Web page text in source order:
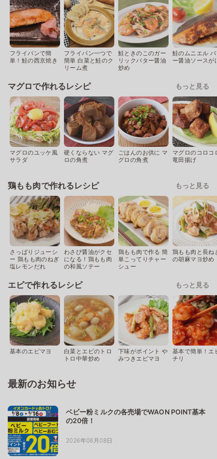
フライパンで簡
単！鮭の西京焼き
フライパン一つで
簡単 白菜と鮭のク
リーム煮
鮭ときのこのガー
リックバター醤油
炒め
鮭のムニエル
ー醤油ソースが
マグロで作れるレシピ もっと見る
マグロのユッケ風
サラダ
硬くならない マグ
ロの角煮
ごはんのお供に マ
グロの角煮
マグロのコロコ
竜田揚げ
鶏もも肉で作れるレシピ もっと見る
さっぱりジューシ
ー 鶏もも肉のねぎ
塩レモンだれ
わさび醤油がクセ
になる！鶏もも肉
の和風ソテー
鶏もも肉で作る 簡
単こってりチャー
シュー
鶏もも肉と長ね
の胡麻マヨ炒め
エビで作れるレシピ もっと見る
基本のエビマヨ
白菜とエビのトロ
トロ中華炒め
下味がポイント や
みつきエビマヨ
基本で簡単！エ
チリ
最新のお知らせ
ベビー粉ミルクの各売場でWAON POINT基本
の20倍！
2026年08月08日